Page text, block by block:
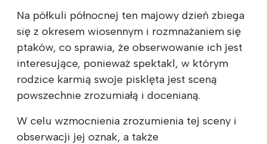
Na półkuli północnej ten majowy dzień zbiega
się z okresem wiosennym i rozmnażaniem się
ptaków, co sprawia, że obserwowanie ich jest
interesujące, ponieważ spektakl, w którym
rodzice karmią swoje pisklęta jest sceną
powszechnie zrozumiałą i docenianą.
W celu wzmocnienia zrozumienia tej sceny i
obserwacji jej oznak, a także